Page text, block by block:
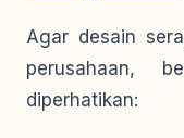
Agar desain
perusahaan,
diperhatikan: